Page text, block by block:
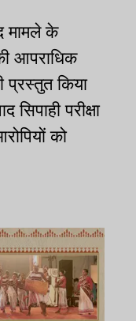
मामले के
आपराधिक
प्रस्तुत किया
परीक्षा
को